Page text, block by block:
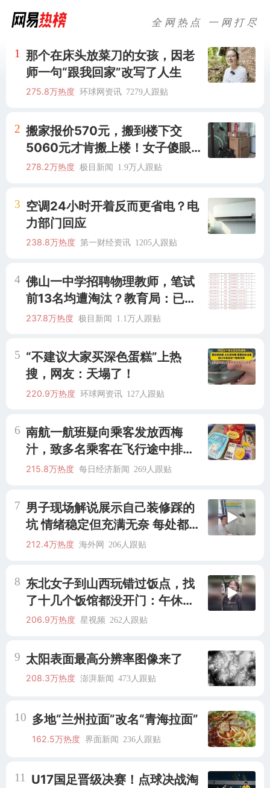
全网热点 一网打尽
1
那个在床头放菜刀的女孩，因老
师一句“跟我回家”改写了人生
275.8万热度 环球网资讯 7279人跟贴
2 搬家报价570元，搬到楼下交
5060元才肯搬上楼！女子傻眼
了……
278.2万热度 极目新闻 1.9万人跟贴
3 空调24小时开着反而更省电？电
力部门回应
238.8万热度 第一财经资讯 1205人跟贴
4 佛山一中学招聘物理教师，笔试
前13名均遭淘汰？教育局：已叫
停招聘，成立调查组全面核查
237.8万热度 极目新闻 1.1万人跟贴
5 “不建议大家买深色蛋糕”上热
搜，网友：天塌了！
220.9万热度 环球网资讯 127人跟贴
6 南航一航班疑向乘客发放西梅
汁，致多名乘客在飞行途中排队
上厕所！乘客：机上100多人只
架飞机都会发放西梅汁
215.8万热度 每日经济新闻 269人跟贴
7 男子现场解说展示自己装修踩的
坑 情绪稳定但充满无奈 每处都有
精心设计 但每处都有瑕疵 网友：
绷住
212.4万热度 海外网 206人跟贴
8 东北女子到山西玩错过饭点，找
了十几个饭馆都没开门：午休到
几点
206.9万热度 星视频 262人跟贴
9 太阳表面最高分辨率图像来了
208.3万热度 澎湃新闻 473人跟贴
10 多地“兰州拉面”改名“青海拉面”
162.5万热度 界面新闻 236人跟贴
11 U17国足晋级决赛！点球决战淘